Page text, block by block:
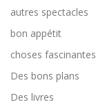
autres spectacles
bon appétit
choses fascinantes
Des bons plans
Des livres